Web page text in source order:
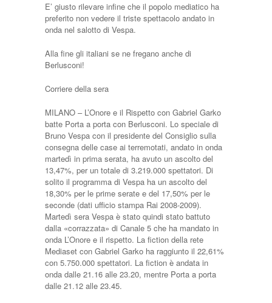
E’ giusto rilevare infine che il popolo mediatico ha
preferito non vedere il triste spettacolo andato in
onda nel salotto di Vespa.
Alla fine gli italiani se ne fregano anche di
Berlusconi!
Corriere della sera
MILANO – L’Onore e il Rispetto con Gabriel Garko
batte Porta a porta con Berlusconi. Lo speciale di
Bruno Vespa con il presidente del Consiglio sulla
consegna delle case ai terremotati, andato in onda
martedì in prima serata, ha avuto un ascolto del
13,47%, per un totale di 3.219.000 spettatori. Di
solito il programma di Vespa ha un ascolto del
18,30% per le prime serate e del 17,50% per le
seconde (dati ufficio stampa Rai 2008-2009).
Martedì sera Vespa è stato quindi stato battuto
dalla «corrazzata» di Canale 5 che ha mandato in
onda L’Onore e il rispetto. La fiction della rete
Mediaset con Gabriel Garko ha raggiunto il 22,61%
con 5.750.000 spettatori. La fiction è andata in
onda dalle 21.16 alle 23.20, mentre Porta a porta
dalle 21.12 alle 23.45.